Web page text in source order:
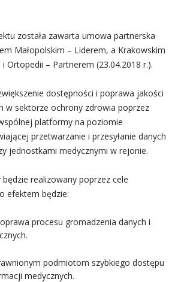
została zawarta umowa partnerska
Małopolskim – Liderem, a Krakowskim
Ortopedii – Partnerem (23.04.2018 r.).
dostępności i poprawa jakości
w sektorze ochrony zdrowia poprzez
platformy na poziomie
przetwarzanie i przesyłanie danych
jednostkami medycznymi w rejonie.
będzie realizowany poprzez cele
efektem będzie:
procesu gromadzenia danych i
podmiotom szybkiego dostępu
medycznych.